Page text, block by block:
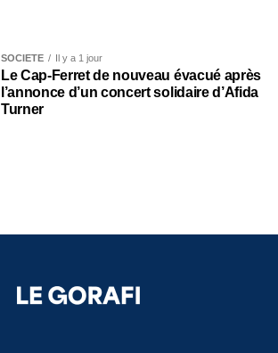
SOCIÉTÉ Il y a 1 jour
Le Cap-Ferret de nouveau évacué après
l’annonce d’un concert solidaire d’Afida
Turner